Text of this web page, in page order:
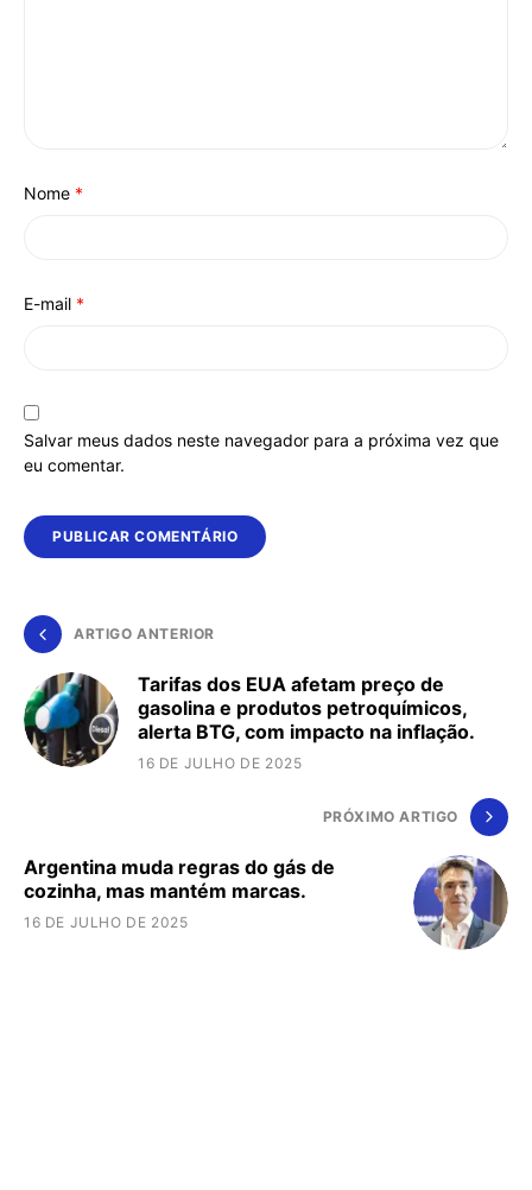
Nome *
E-mail *
Salvar meus dados neste navegador para a próxima vez que
eu comentar.
ARTIGO ANTERIOR
Tarifas dos EUA afetam preço de
gasolina e produtos petroquímicos,
alerta BTG, com impacto na inflação.
16 DE JULHO DE 2025
PRÓXIMO ARTIGO
Argentina muda regras do gás de
cozinha, mas mantém marcas.
16 DE JULHO DE 2025